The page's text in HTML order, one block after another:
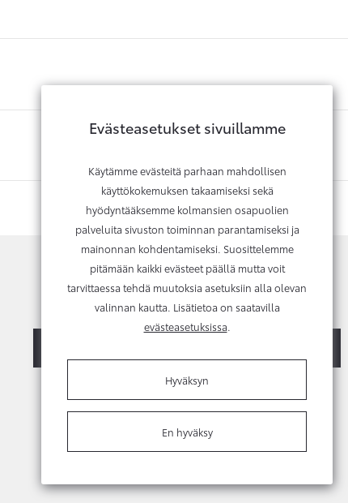
Kysy lisätietoja tai vaihtotarjousta
Evästeasetukset sivuillamme
Käytämme evästeitä parhaan mahdollisen
käyttökokemuksen takaamiseksi sekä
hyödyntääksemme kolmansien osapuolien
palveluita sivuston toiminnan parantamiseksi ja
mainonnan kohdentamiseksi. Suosittelemme
pitämään kaikki evästeet päällä mutta voit
tarvittaessa tehdä muutoksia asetuksiin alla olevan
valinnan kautta. Lisätietoa on saatavilla
evästeasetuksissa.
Hyväksyn
En hyväksy